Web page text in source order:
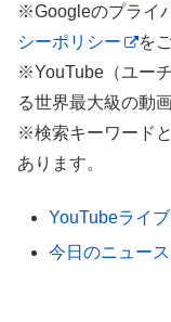
※Googleのプライ
シーポリシー
を
※YouTube（ユー
る世界最大級の動
※検索キーワード
あります。
YouTubeライ
今日のニュー